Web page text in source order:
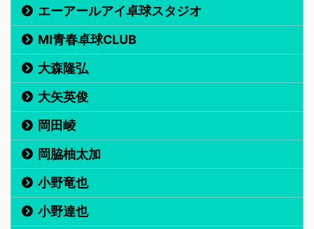
エーアールアイ卓球スタジオ
MI青春卓球CLUB
大森隆弘
大矢英俊
岡田崚
岡脇柚太加
小野竜也
小野達也